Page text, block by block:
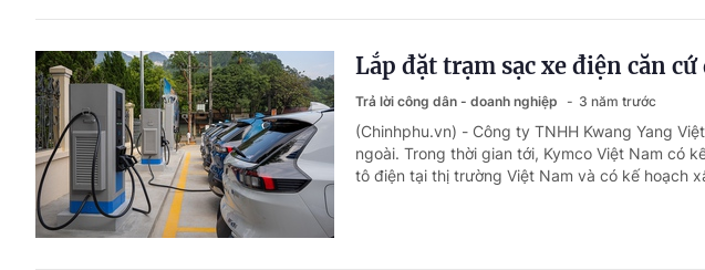
Lắp đặt trạm sạc xe điện căn
Trả lời công dân - doanh nghiệp 3 năm trước
(Chinhphu.vn) - Công ty TNHH Kwang Yang
ngoài. Trong thời gian tới, Kymco Việt Nam có
tô điện tại thị trường Việt Nam và có kế hoạch